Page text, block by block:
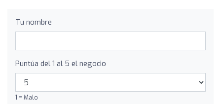
Tu nombre
Puntúa del 1 al 5 el negocio
1 = Malo